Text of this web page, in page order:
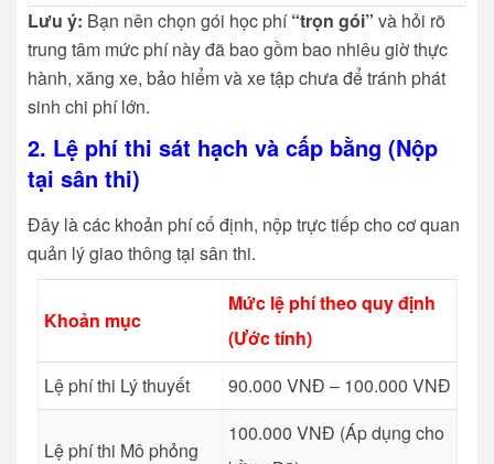
Lưu ý: Bạn nên chọn gói học phí“trọn gói” và hỏi rõ
trung tâm mức phí này đã bao gồm bao nhiêu giờ thực
hành, xăng xe, bảo hiểm và xe tập chưa để tránh phát
sinh chi phí lớn.
2. Lệ phí thi sát hạch và cấp bằng (Nộp
tại sân thi)
Đây là các khoản phí cố định, nộp trực tiếp cho cơ quan
quản lý giao thông tại sân thi.
Khoản mục
Mức lệ phí theo quy định
(Ước tính)
Lệ phí thi Lý thuyết
90.000 VNĐ – 100.000 VNĐ
Lệ phí thi Mô phỏng
100.000 VNĐ (Áp dụng cho